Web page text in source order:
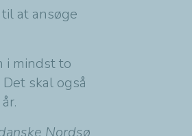
at ansøge
i mindst to
skal også